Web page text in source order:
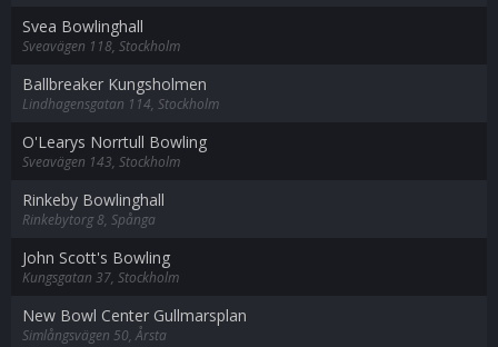
Svea Bowlinghall
Sveavägen 118, Stockholm
Ballbreaker Kungsholmen
Lindhagensgatan 114, Stockholm
O'Learys Norrtull Bowling
Sveavägen 143, Stockholm
Rinkeby Bowlinghall
Rinkebytorg 8, Spånga
John Scott's Bowling
Kungsgatan 37, Stockholm
New Bowl Center Gullmarsplan
Simlångsvägen 50, Årsta